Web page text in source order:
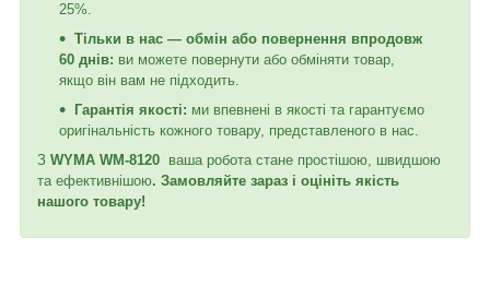
25%.
Тільки в нас — обмін або повернення впродовж
60 днів: ви можете повернути або обміняти товар,
якщо він вам не підходить.
Гарантія якості: ми впевнені в якості та гарантуємо
оригінальність кожного товару, представленого в нас.
З WYMA WM-8120 ваша робота стане простішою, швидшою
та ефективнішою. Замовляйте зараз і оцініть якість
нашого товару!